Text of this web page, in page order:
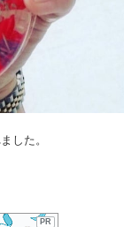
した。
PR